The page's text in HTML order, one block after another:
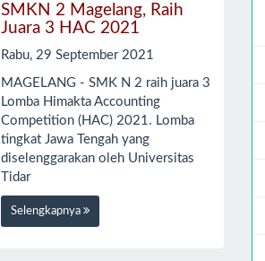
SMKN 2 Magelang, Raih
Juara 3 HAC 2021
Rabu, 29 September 2021
MAGELANG - SMK N 2 raih juara 3
Lomba Himakta Accounting
Competition (HAC) 2021. Lomba
tingkat Jawa Tengah yang
diselenggarakan oleh Universitas
Tidar
Selengkapnya